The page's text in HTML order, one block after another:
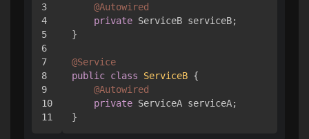
3
4
5
6
7
8
9
10
@Autowired
private ServiceB serviceB;
}
@Service
public class ServiceB {
@Autowired
private ServiceA serviceA;